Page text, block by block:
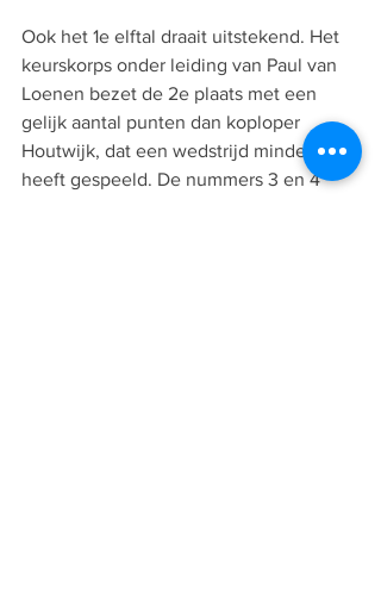
Ook het 1e elftal draait uitstekend. Het
keurskorps onder leiding van Paul van
Loenen bezet de 2e plaats met een
gelijk aantal punten dan koploper
Houtwijk, dat een wedstrijd minder
heeft gespeeld. De nummers 3 en 4